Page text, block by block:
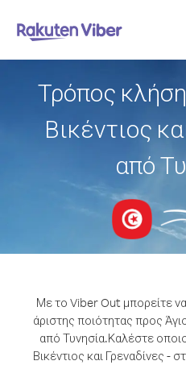
Τρόπος
Βικέντιος
από
Με το Viber Out μπορείτε
άριστης ποιότητας προς
από Τυνησία.Καλέστε
Βικέντιος και Γρεναδίνες -